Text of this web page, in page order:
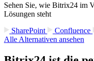
Sehen Sie, wie Bitrix24 im
Lösungen steht
SharePoint
Confluence
Alle Alternativen ansehen